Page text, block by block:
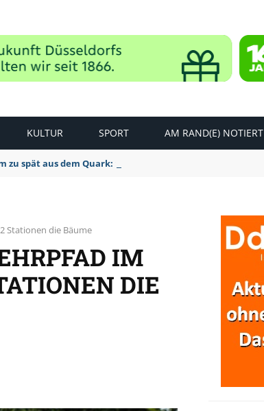
KULTUR SPORT AM RAND(E) NOTIERT
spät aus dem Quark: 1:2 Niederlage
Stationen die Bäume
IM
DIE